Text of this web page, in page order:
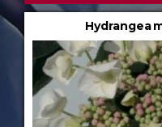
Hydrangea